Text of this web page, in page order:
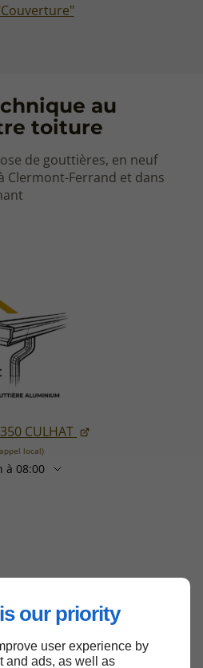
our priority
user experience by
and ads, as well as
CULHAT
à 08:00
au
toiture
de gouttières, en neuf
Clermont-Ferrand et dans